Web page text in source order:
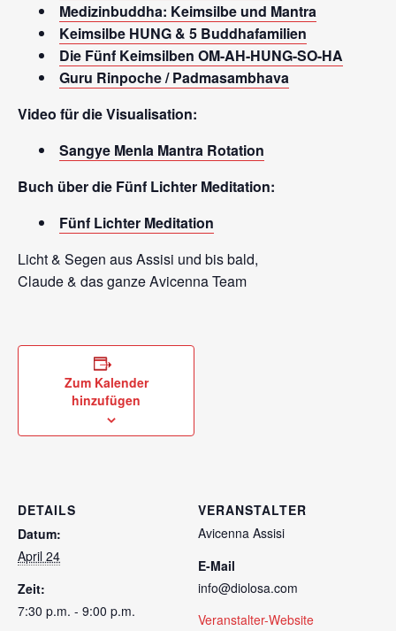
Medizinbuddha: Keimsilbe und Mantra
Keimsilbe HUNG & 5 Buddhafamilien
Die Fünf Keimsilben OM-AH-HUNG-SO-HA
Guru Rinpoche / Padmasambhava
Video für die Visualisation:
Sangye Menla Mantra Rotation
Buch über die Fünf Lichter Meditation:
Fünf Lichter Meditation
Licht & Segen aus Assisi und bis bald,
Claude & das ganze Avicenna Team
Zum Kalender
hinzufügen
DETAILS
Datum:
April 24
Zeit:
7:30 p.m. - 9:00 p.m.
VERANSTALTER
Avicenna Assisi
E-Mail
info@diolosa.com
Veranstalter-Website